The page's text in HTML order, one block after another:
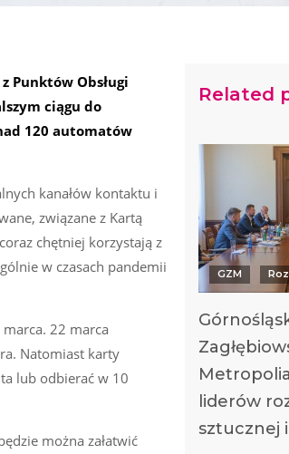
Punktów Obsługi
ciągu do
120 automatów
kanałów kontaktu i
związane z Kartą
chętniej korzystają z
w czasach pandemii
22 marca
Natomiast karty
lub odbierać w 10
można załatwić
Related
GZM
liderów
sztucznej